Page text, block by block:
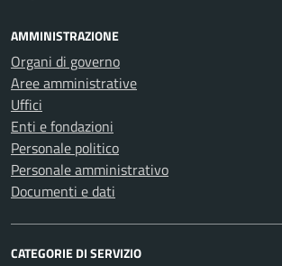
AMMINISTRAZIONE
Organi di governo
Aree amministrative
Uffici
Enti e fondazioni
Personale politico
Personale amministrativo
Documenti e dati
CATEGORIE DI SERVIZIO